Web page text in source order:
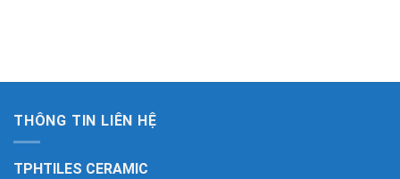
THÔNG TIN LIÊN HỆ
TPHTILES CERAMIC